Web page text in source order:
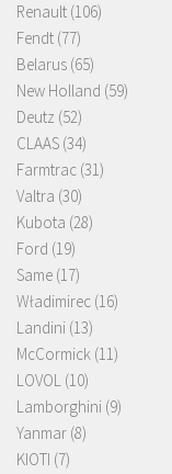
Renault (106)
Fendt (77)
Belarus (65)
New Holland (59)
Deutz (52)
CLAAS (34)
Farmtrac (31)
Valtra (30)
Kubota (28)
Ford (19)
Same (17)
Władimirec (16)
Landini (13)
McCormick (11)
LOVOL (10)
Lamborghini (9)
Yanmar (8)
KIOTI (7)